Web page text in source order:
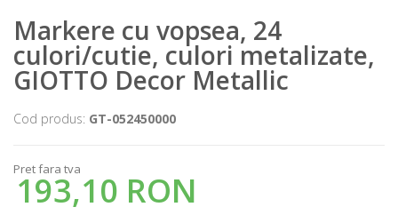
Markere cu vopsea, 24
culori/cutie, culori metalizate,
GIOTTO Decor Metallic
Cod produs: GT-052450000
Pret fara tva
193,10 RON